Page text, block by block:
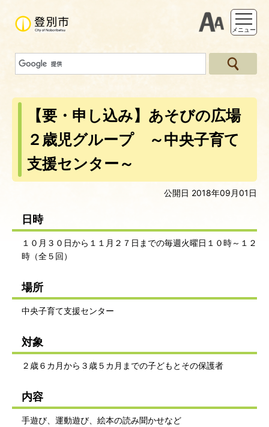
支援ツー
メニュー
【要・申し込み】あそびの広場
２歳児グループ ～中央子育て
支援センター～
公開日 2018年09月01日
日時
１０月３０日から１１月２７日までの毎週火曜日１０時～１２
時（全５回）
場所
中央子育て支援センター
対象
２歳６カ月から３歳５カ月までの子どもとその保護者
内容
手遊び、運動遊び、絵本の読み聞かせなど